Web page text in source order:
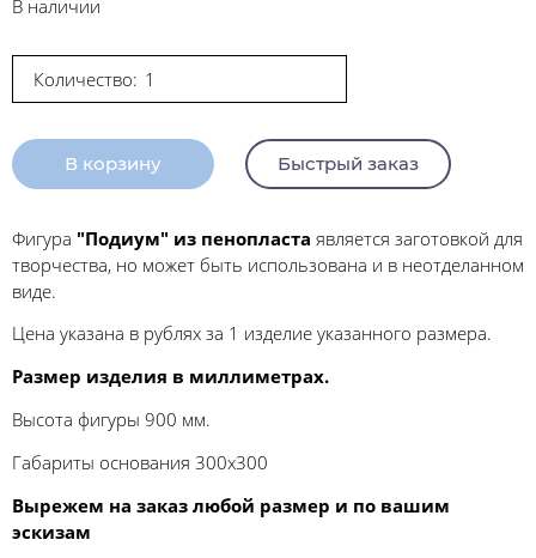
В наличии
Количество:
В корзину Быстрый заказ
Фигура "Подиум" из пенопласта является заготовкой для
творчества, но может быть использована и в неотделанном
виде.
Цена указана в рублях за 1 изделие указанного размера.
Размер изделия в миллиметрах.
Высота фигуры 900 мм.
Габариты основания 300х300
Вырежем на заказ любой размер и по вашим
эскизам